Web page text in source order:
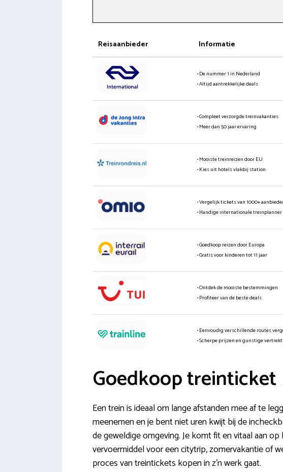
Reisaanbieder Informatie
• De nummer 1 in Nederland
• Altijd aantrekkelijke deals
• Compleet verzorgde treinvakanties
• Meer dan 50 jaar ervaring
• Mooiste treinreizen door EU
• Kies uit hotels vlakbij station
• Vergelijk tickets van 1000+
• Handige internationale treinplanner
• Goedkoop reizen door Europa
• Gratis voor kinderen tot 11 jaar
• Ontdek de mooiste bestemmingen
• Profiteer van de beste deals
• Eenvoudig verschillende routes
• Scherpe prijzen en gunstige
Goedkoop treinticket
Een trein is ideaal om lange afstanden mee af te
meenemen en je bent niet uren kwijt bij de
de geweldige omgeving. Je komt fit en vitaal aan
vervoermiddel voor een citytrip, zomervakantie of
proces van treintickets kopen in z’n werk gaat.